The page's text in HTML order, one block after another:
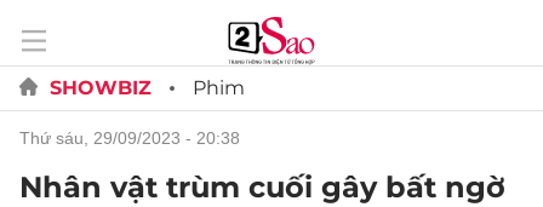
SHOWBIZ Phim
thứ sáu, 29/09/2023 - 20:38
Nhân vật trùm cuối gây bất ngờ